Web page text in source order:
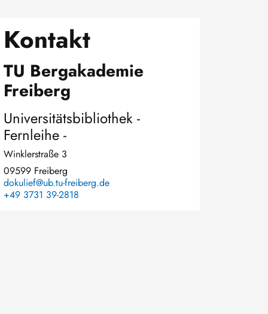
Kontakt
TU Bergakademie
Freiberg
Universitätsbibliothek -
Fernleihe -
Winklerstraße 3
09599 Freiberg
dokulief@ub.tu-freiberg.de
+49 3731 39-2818